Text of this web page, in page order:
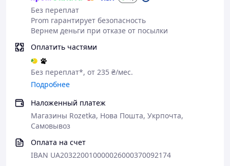
Комплектация:
Кабель для питания
Корзина для отжима (в разборном виде)
Без переплат
Prom гарантирует безопасность
Вернем деньги при отказе от посылки
Оплатить частями
Без переплат*, от 235 ₴/мес.
Подробнее
Наложенный платеж
Магазины Rozetka, Нова Пошта, Укрпочта,
Самовывоз
Оплата на счет
IBAN UA203220010000026000370092174